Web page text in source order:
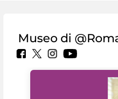
Museo di